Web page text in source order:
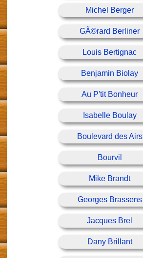
Michel Berger
GÃ©rard Berliner
Louis Bertignac
Benjamin Biolay
Au P'tit Bonheur
Isabelle Boulay
Boulevard des Airs
Bourvil
Mike Brandt
Georges Brassens
Jacques Brel
Dany Brillant